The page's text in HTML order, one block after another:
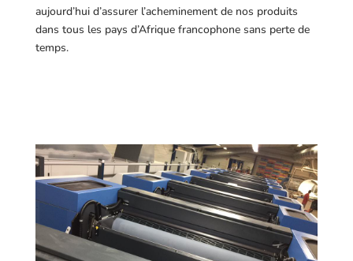
aujourd’hui d’assurer l’acheminement de nos produits
dans tous les pays d’Afrique francophone sans perte de
temps.